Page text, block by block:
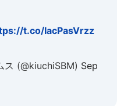
t.co/IacPasVrzz
(@kiuchiSBM) Sep